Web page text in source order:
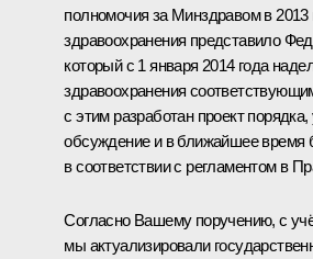
полномочия за Минздравом в 2013
здравоохранения представило
который с 1 января 2014 года
здравоохранения
с этим разработан проект
обсуждение и в ближайшее время
в соответствии с регламентом в
Согласно Вашему поручению, с
мы актуализировали